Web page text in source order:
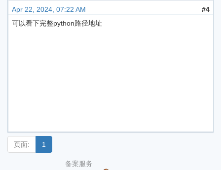
Apr 22, 2024, 07:22 AM
#4
可以看下完整python路径地址
页面: 1
备案服务